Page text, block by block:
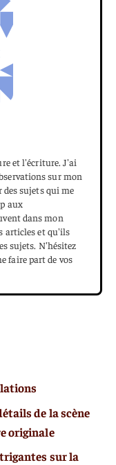
et l'écriture. J'ai
sur mon
des sujets qui me
aux
dans mon
articles et qu'ils
sujets. N'hésitez
faire part de vos
de la scène
originale
sur la